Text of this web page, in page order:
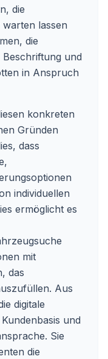
die
lassen
die
Beschriftung und
in Anspruch
konkreten
Gründen
dass
individuellen
ermöglicht es
mit
das
Aus
digitale
und
Sie
die